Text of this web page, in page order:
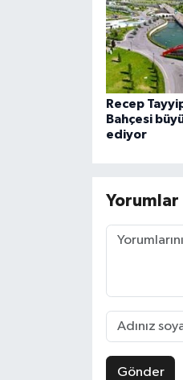
Recep
Bahçesi
ediyor
Yorumlar
Gönder